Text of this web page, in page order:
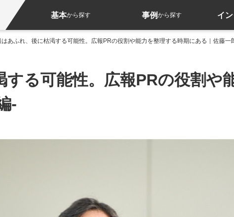
基本から探す 事例から探す イ
はあふれ、後に枯渇する可能性。広報PRの役割や能力を整理する時期にある｜佐藤一
る可能性。広報PRの役割や
-